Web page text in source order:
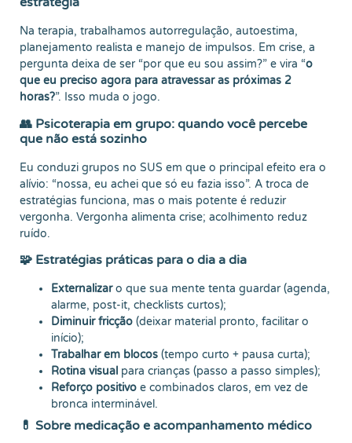
Na terapia, trabalhamos autorregulação, autoestima,
planejamento realista e manejo de impulsos. Em crise, a
pergunta deixa de ser “por que eu sou assim?” e vira “o
que eu preciso agora para atravessar as próximas 2
horas?”. Isso muda o jogo.
👥 Psicoterapia em grupo: quando você percebe
que não está sozinho
Eu conduzi grupos no SUS em que o principal efeito era o
alívio: “nossa, eu achei que só eu fazia isso”. A troca de
estratégias funciona, mas o mais potente é reduzir
vergonha. Vergonha alimenta crise; acolhimento reduz
ruído.
🧩 Estratégias práticas para o dia a dia
Externalizaro que sua mente tenta guardar (agenda,
alarme, post-it, checklists curtos);
Diminuir fricção (deixar material pronto, facilitar o
início);
Trabalhar em blocos (tempo curto + pausa curta);
Rotina visual para crianças (passo a passo simples);
Reforço positivo e combinados claros, em vez de
bronca interminável.
💊 Sobre medicação e acompanhamento médico